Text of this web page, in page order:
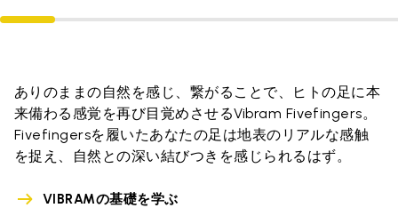
ありのままの自然を感じ、繋がることで、ヒトの足に本
来備わる感覚を再び目覚めさせるVibram Fivefingers。
Fivefingersを履いたあなたの足は地表のリアルな感触
を捉え、自然との深い結びつきを感じられるはず。
VIBRAMの基礎を学ぶ